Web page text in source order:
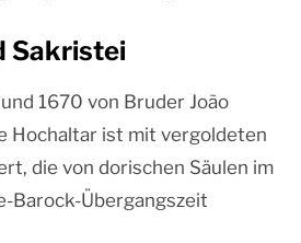
Sakristei
1670 von Bruder João
Hochaltar ist mit vergoldeten
die von dorischen Säulen im
Barock-Übergangszeit